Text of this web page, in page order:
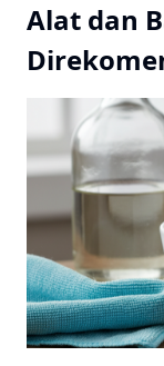
Alat dan